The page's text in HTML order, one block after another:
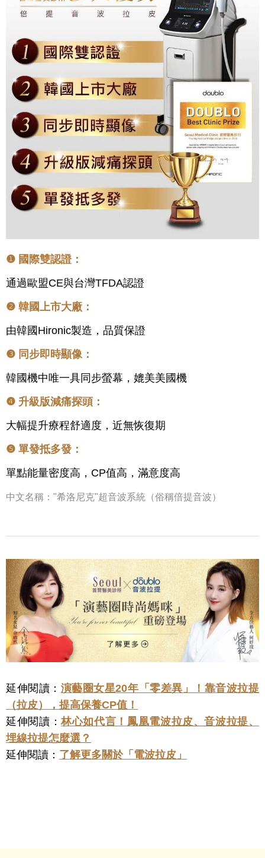
❶ 國際雙認證：
通過 歐盟CE與台灣TFDA認證
❷ 韓國上市大廠：
由韓國Hironic製造，品質保證
❸ 同步即時顯像：
韓國機中唯一具同步螢幕 ，媲美美國機
❹ 升級版減痛探頭：
大幅提升療程舒適度，近無恢復期
❺ 單發抵多發：
單點能量密度高 ，CP值高，滿意度高
中文名稱："希洛尼克"超音波系統（俗稱倍提音波）
延伸閱讀： 演藝圈女星20年「零差異」！靠音波拉提
（拉皮），提高保養CP值！
延伸閱讀：林心如代言！鳳凰電波拉皮、音波拉提、
埋線拉提怎麼選？
延伸閱讀： 了解更多關於「電波拉皮」